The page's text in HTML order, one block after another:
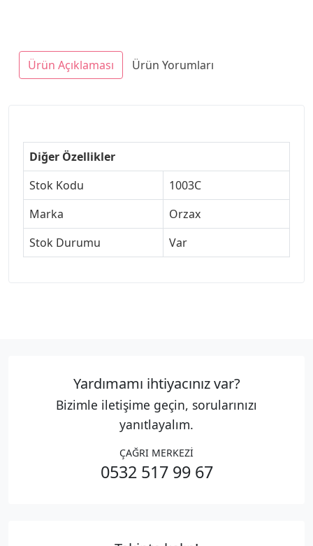
Ürün Açıklaması Ürün Yorumları
Diğer Özellikler
Stok Kodu
1003C
Marka
Orzax
Stok Durumu
Var
Yardımamı ihtiyacınız var?
Bizimle iletişime geçin, sorularınızı
yanıtlayalım.
ÇAĞRI MERKEZİ
0532 517 99 67